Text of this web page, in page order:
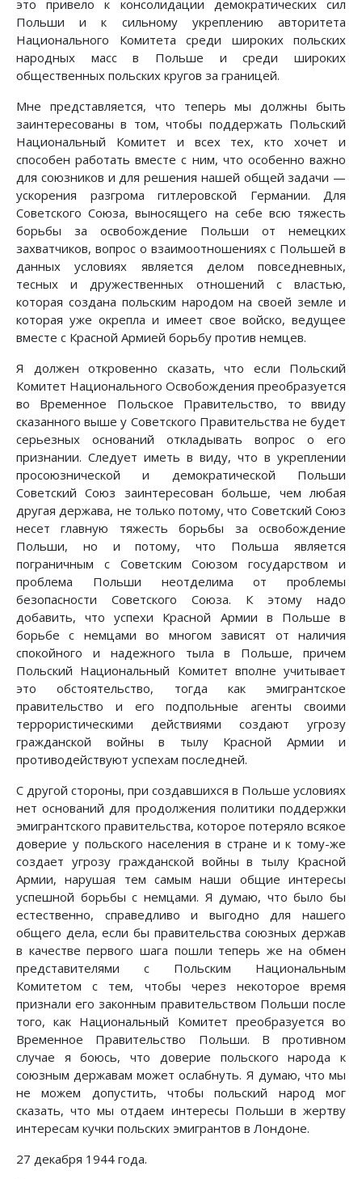
это привело к консолидации демократических сил
Польши и к сильному укреплению авторитета
Национального Комитета среди широких польских
народных масс в Польше и среди широких
общественных польских кругов за границей.
Мне представляется, что теперь мы должны быть
заинтересованы в том, чтобы поддержать Польский
Национальный Комитет и всех тех, кто хочет и
способен работать вместе с ним, что особенно важно
для союзников и для решения нашей общей задачи —
ускорения разгрома гитлеровской Германии. Для
Советского Союза, выносящего на себе всю тяжесть
борьбы за освобождение Польши от немецких
захватчиков, вопрос о взаимоотношениях с Польшей в
данных условиях является делом повседневных,
тесных и дружественных отношений с властью,
которая создана польским народом на своей земле и
которая уже окрепла и имеет свое войско, ведущее
вместе с Красной Армией борьбу против немцев.
Я должен откровенно сказать, что если Польский
Комитет Национального Освобождения преобразуется
во Временное Польское Правительство, то ввиду
сказанного выше у Советского Правительства не будет
серьезных оснований откладывать вопрос о его
признании. Следует иметь в виду, что в укреплении
просоюзнической и демократической Польши
Советский Союз заинтересован больше, чем любая
другая держава, не только потому, что Советский Союз
несет главную тяжесть борьбы за освобождение
Польши, но и потому, что Польша является
пограничным с Советским Союзом государством и
проблема Польши неотделима от проблемы
безопасности Советского Союза. К этому надо
добавить, что успехи Красной Армии в Польше в
борьбе с немцами во многом зависят от наличия
спокойного и надежного тыла в Польше, причем
Польский Национальный Комитет вполне учитывает
это обстоятельство, тогда как эмигрантское
правительство и его подпольные агенты своими
террористическими действиями создают угрозу
гражданской войны в тылу Красной Армии и
противодействуют успехам последней.
С другой стороны, при создавшихся в Польше условиях
нет оснований для продолжения политики поддержки
эмигрантского правительства, которое потеряло всякое
доверие у польского населения в стране и к тому-же
создает угрозу гражданской войны в тылу Красной
Армии, нарушая тем самым наши общие интересы
успешной борьбы с немцами. Я думаю, что было бы
естественно, справедливо и выгодно для нашего
общего дела, если бы правительства союзных держав
в качестве первого шага пошли теперь же на обмен
представителями с Польским Национальным
Комитетом с тем, чтобы через некоторое время
признали его законным правительством Польши после
того, как Национальный Комитет преобразуется во
Временное Правительство Польши. В противном
случае я боюсь, что доверие польского народа к
союзным державам может ослабнуть. Я думаю, что мы
не можем допустить, чтобы польский народ мог
сказать, что мы отдаем интересы Польши в жертву
интересам кучки польских эмигрантов в Лондоне.
27 декабря 1944 года.